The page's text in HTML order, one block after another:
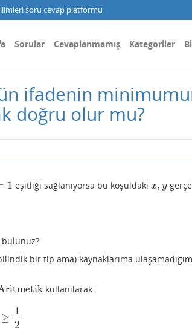
soru cevap platformu
Sorular Cevaplanmamış Kategoriler
ifadenin
doğru olur mu?
1 eşitliği sağlanıyorsa bu koşuldaki x, y
x,y
bir tip ama) kaynaklarıma
kullanılarak
≥
1
2